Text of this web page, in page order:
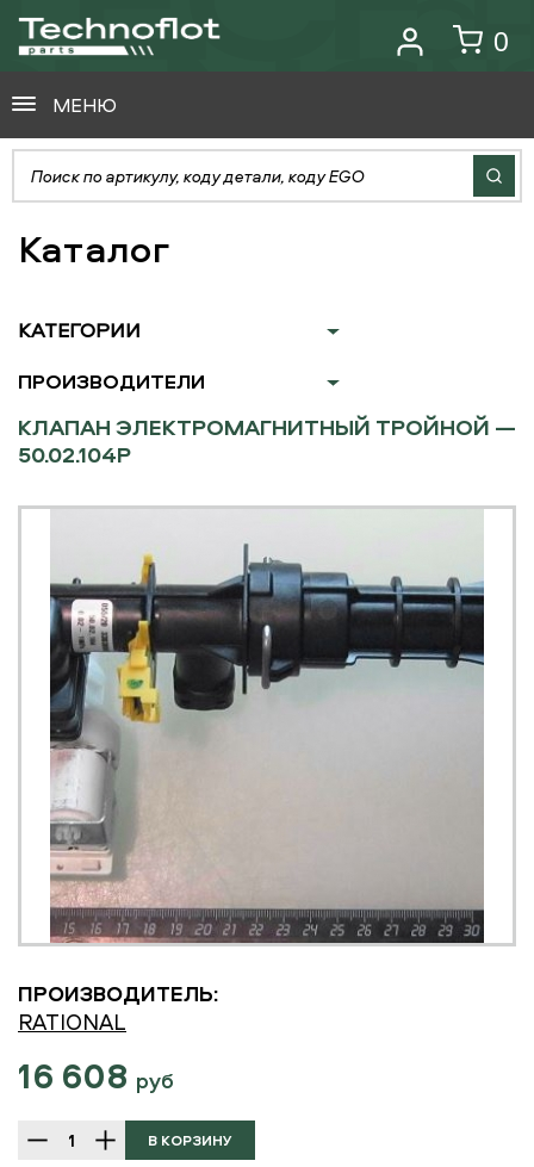
0
МЕНЮ
Каталог
КАТЕГОРИИ
ПРОИЗВОДИТЕЛИ
КЛАПАН ЭЛЕКТРОМАГНИТНЫЙ ТРОЙНОЙ —
50.02.104P
ПРОИЗВОДИТЕЛЬ:
RATIONAL
16 608 руб